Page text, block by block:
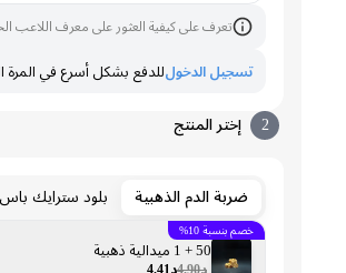
تعرف على كيفية العثور على معرف اللاعب الخاص بك
تسجيل الدخول للدفع بشكل أسرع في المرة القادمة
إختر المنتج
ضربة الدم الذهبية بلود سترايك باس
د4.90 د4.41
خصم بنسبة 10%